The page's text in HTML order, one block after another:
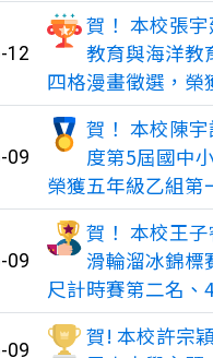
12
賀！ 本校張
教育與海洋教
四格漫畫徵選，榮
09
賀！ 本校陳
度第5屆國中
榮獲五年級乙組第
09
賀！ 本校王
滑輪溜冰錦標
尺計時賽第二名、
09
賀! 本校許宗